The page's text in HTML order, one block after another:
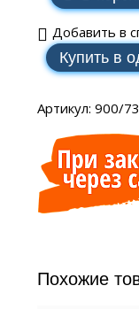
Добавить в
Купить в
Артикул: 900/
Похожие